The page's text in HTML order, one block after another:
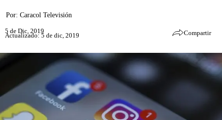
Por: Caracol Televisión
5 de Dic, 2019
Actualizado: 5 de dic, 2019 Compartir